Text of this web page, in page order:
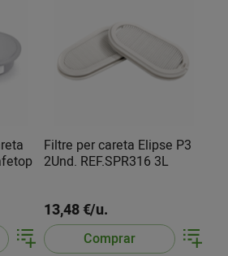
Filtre per careta Elipse P3
2Und. REF.SPR316 3L
13,48 €/u.
Comprar